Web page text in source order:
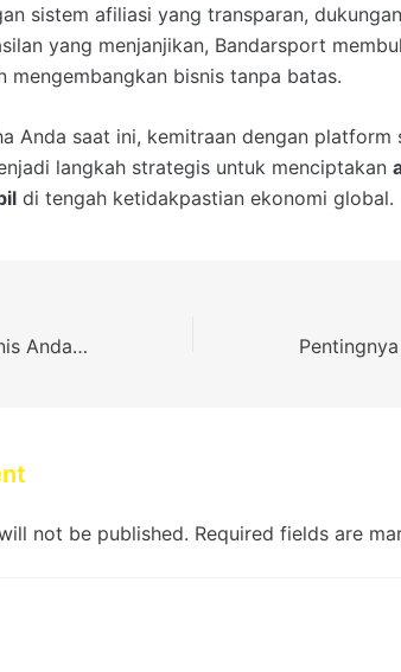
sistem afiliasi yang transparan,
yang menjanjikan, Bandarsport
mengembangkan bisnis tanpa batas.
Anda saat ini, kemitraan dengan platform
langkah strategis untuk menciptakan
di tengah ketidakpastian ekonomi global.
Maksimalkan Potensi Bisnis Anda Dengan Bandarsport
not be published. Required fields are